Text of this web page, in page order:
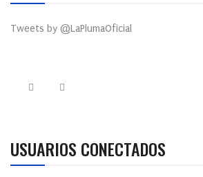
Tweets by @LaPlumaOficial
USUARIOS CONECTADOS